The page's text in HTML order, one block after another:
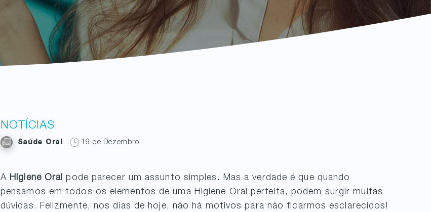
NOTÍCIAS
Saúde Oral 19 de Dezembro
AHigiene Oral pode parecer um assunto simples. Mas a verdade é que quando
pensamos em todos os elementos de uma Higiene Oral perfeita, podem surgir muitas
dúvidas. Felizmente, nos dias de hoje, não há motivos para não ficarmos esclarecidos!